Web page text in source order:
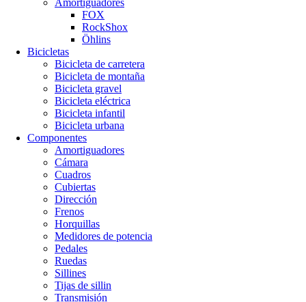
Amortiguadores
FOX
RockShox
Öhlins
Bicicletas
Bicicleta de carretera
Bicicleta de montaña
Bicicleta gravel
Bicicleta eléctrica
Bicicleta infantil
Bicicleta urbana
Componentes
Amortiguadores
Cámara
Cuadros
Cubiertas
Dirección
Frenos
Horquillas
Medidores de potencia
Pedales
Ruedas
Sillines
Tijas de sillin
Transmisión